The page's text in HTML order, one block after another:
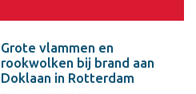
Grote vlammen en
rookwolken bij brand aan
Doklaan in Rotterdam